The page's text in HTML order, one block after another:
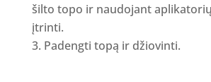
šilto topo ir naudojant
įtrinti.
Padengti topą ir džiovinti.